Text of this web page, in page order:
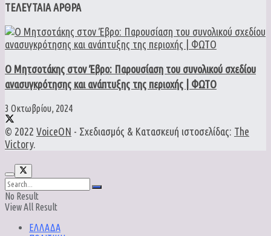
ΤΕΛΕΥΤΑΙΑ ΑΡΘΡΑ
Ο Μητσοτάκης στον Έβρο: Παρουσίαση του συνολικού σχεδίου
ανασυγκρότησης και ανάπτυξης της περιοχής | ΦΩΤΟ
3 Οκτωβρίου, 2024
© 2022 VoiceON - Σχεδιασμός & Κατασκευή ιστοσελίδας: The
Victory.
No Result
View All Result
ΕΛΛΑΔΑ